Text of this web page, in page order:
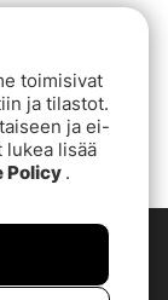
toimisivat
ja tilastot.
ja ei-
lukea lisää
Policy .